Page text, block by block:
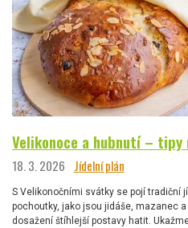
Velikonoce a hubnutí –
18. 3. 2026 Jídelní plán
S Velikonočními svátky se pojí tradiční
pochoutky, jako jsou jidáše, mazanec
dosažení štíhlejší postavy hatit.